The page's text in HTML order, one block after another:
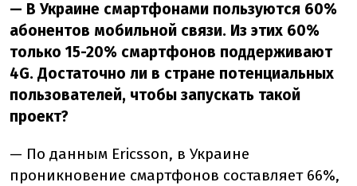
— В Украине смартфонами пользуются 60%
абонентов мобильной связи. Из этих 60%
только 15-20% смартфонов поддерживают
4G. Достаточно ли в стране потенциальных
пользователей, чтобы запускать такой
проект?
— По данным Ericsson, в Украине
проникновение смартфонов составляет 66%,